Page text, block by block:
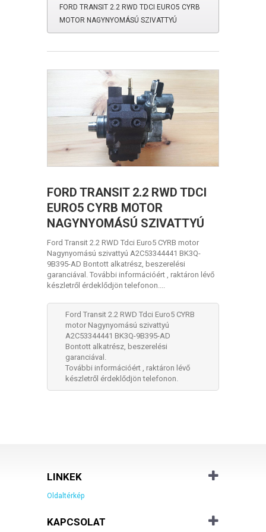
FORD TRANSIT 2.2 RWD TDCI EURO5 CYRB
MOTOR NAGYNYOMÁSÚ SZIVATTYÚ
FORD TRANSIT 2.2 RWD TDCI
EURO5 CYRB MOTOR
NAGYNYOMÁSÚ SZIVATTYÚ
Ford Transit 2.2 RWD Tdci Euro5 CYRB motor
Nagynyomású szivattyú A2C53344441 BK3Q-
9B395-AD Bontott alkatrész, beszerelési
garanciával. További információért , raktáron lévő
készletről érdeklődjön telefonon....
Ford Transit 2.2 RWD Tdci Euro5 CYRB
motor Nagynyomású szivattyú
A2C53344441 BK3Q-9B395-AD
Bontott alkatrész, beszerelési
garanciával.
További információért , raktáron lévő
készletről érdeklődjön telefonon.
LINKEK
Oldaltérkép
KAPCSOLAT